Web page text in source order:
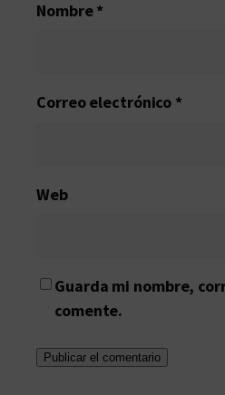
Nombre*
Correo electrónico *
Web
Guarda mi nombre,
comente.